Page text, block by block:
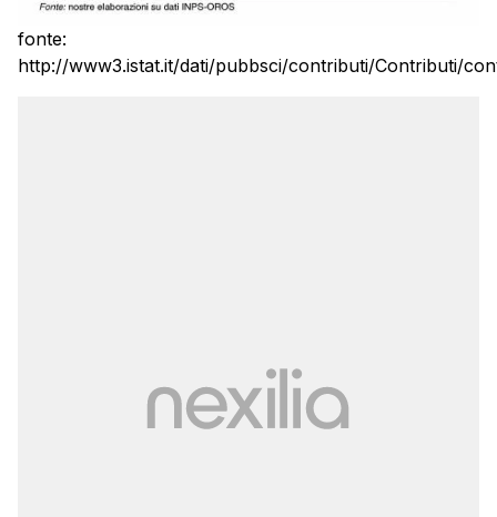
fonte:
http://www3.istat.it/dati/pubbsci/contributi/Contributi/